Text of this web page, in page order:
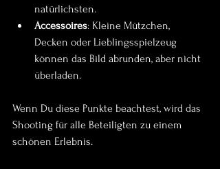
natürlichsten.
Accessoires: Kleine Mützchen,
Decken oder Lieblingsspielzeug
können das Bild abrunden, aber nicht
überladen.
Wenn Du diese Punkte beachtest, wird das
Shooting für alle Beteiligten zu einem
schönen Erlebnis.